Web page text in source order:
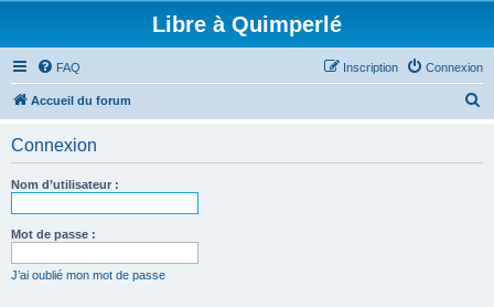
Libre à Quimperlé
FAQ Connexion
Inscription
Accueil du forum
Connexion
Nom d’utilisateur :
Mot de passe :
J’ai oublié mon mot de passe